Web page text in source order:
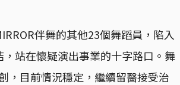
伴舞的其他23個舞蹈員，陷入
站在懷疑演出事業的十字路口。舞
，目前情況穩定，繼續留醫接受治